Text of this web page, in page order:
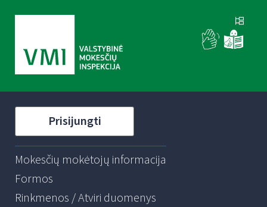
Prisijungti
Mokesčių mokėtojų informacija
Formos
Rinkmenos / Atviri duomenys